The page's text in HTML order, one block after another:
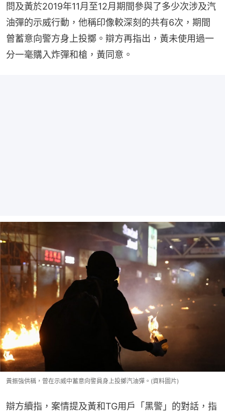
問及黃於2019年11月至12月期間參與了多少次涉及汽
油彈的示威行動，他稱印像較深刻的共有6次，期間
曾蓄意向警方身上投擲。辯方再指出，黃未使用過一
分一毫購入炸彈和槍，黃同意。
黃振強供稱，曾在示威中蓄意向警員身上投擲汽油彈。(資料圖片)
辯方續指，案情提及黃和TG用戶「黑警」的對話，指